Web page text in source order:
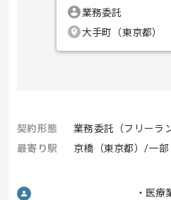
業務委託
大手町（東京都）
契約形態
業務委託（フリーラ
最寄り駅
京橋（東京都）/一部
・医療